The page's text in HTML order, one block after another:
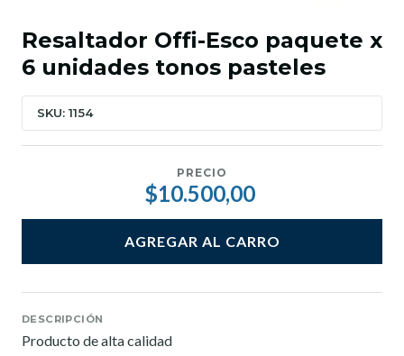
Resaltador Offi-Esco paquete x
6 unidades tonos pasteles
SKU: 1154
PRECIO
$10.500,00
AGREGAR AL CARRO
DESCRIPCIÓN
Producto de alta calidad